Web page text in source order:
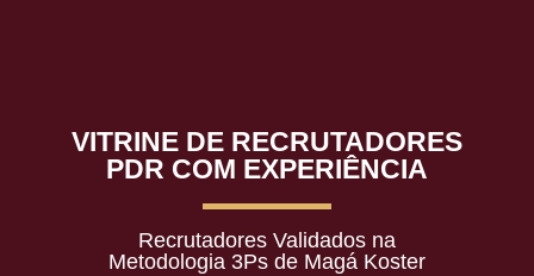
VITRINE DE RECRUTADORES
PDR COM EXPERIÊNCIA
Recrutadores Validados na
Metodologia 3Ps de Magá Koster